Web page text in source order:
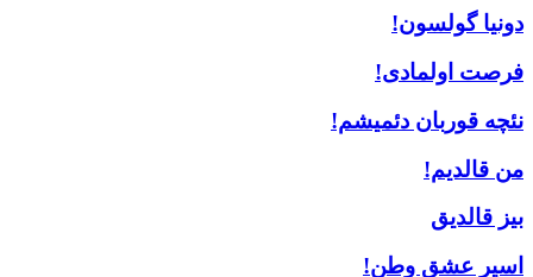
دونیا گولسون!
فرصت اولمادی!
نئچه قوربان دئمیشم!
من قالدیم!
بیز قالدیق
اسیرِ عشقِ وطن!